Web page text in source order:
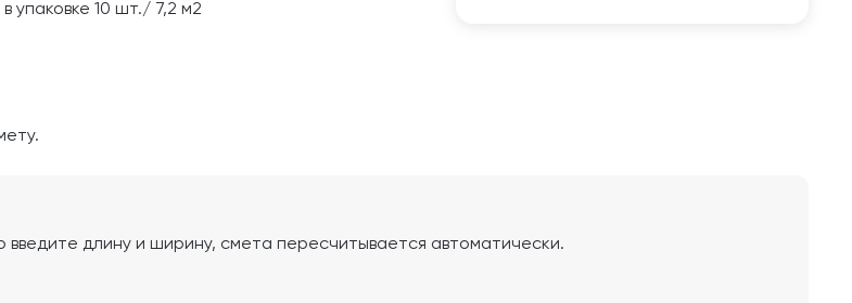
упаковке 10 шт./ 7,2 м2
введите длину и ширину, смета пересчитывается автоматически.